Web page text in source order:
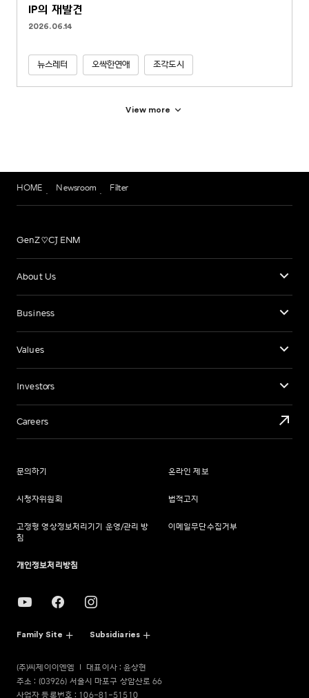
IP의 재발견
2026.06.14
뉴스레터 오싹한연애 조각도시
View more
HOME Newsroom Filter
GenZ♡CJ ENM
About Us
Business
Values
Investors
Careers
문의하기 온라인 제보
시청자위원회 법적고지
고정형 영상정보처리기기 운영/관리 방
침
이메일무단수집거부
개인정보처리방침
Family Site Subsidiaries
(주)씨제이이엔엠
대표이사 : 윤상현
주소 : (03926) 서울시 마포구 상암산로 66
사업자 등록번호 : 106-81-51510